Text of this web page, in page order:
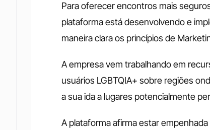
Para oferecer encontros mais
plataforma está desenvolvendo e
maneira clara os princípios de
A empresa vem trabalhando em
usuários LGBTQIA+ sobre regiões
a sua ida a lugares potencialmente
A plataforma afirma estar